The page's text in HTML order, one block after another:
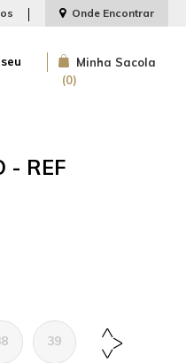
Onde Encontrar
Minha Sacola
0
- REF
39 40